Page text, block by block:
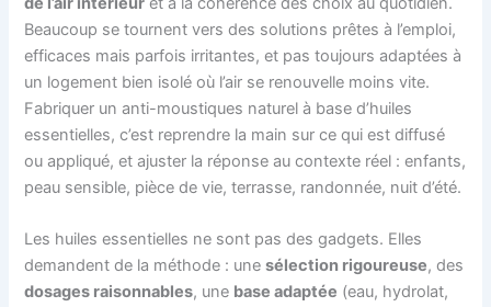
Beaucoup se tournent vers des solutions prêtes à l’emploi,
efficaces mais parfois irritantes, et pas toujours adaptées à
un logement bien isolé où l’air se renouvelle moins vite.
Fabriquer un anti-moustiques naturel à base d’huiles
essentielles, c’est reprendre la main sur ce qui est diffusé
ou appliqué, et ajuster la réponse au contexte réel : enfants,
peau sensible, pièce de vie, terrasse, randonnée, nuit d’été.
Les huiles essentielles ne sont pas des gadgets. Elles
demandent de la méthode : unesélection rigoureuse, des
dosages raisonnables, une base adaptée (eau, hydrolat,